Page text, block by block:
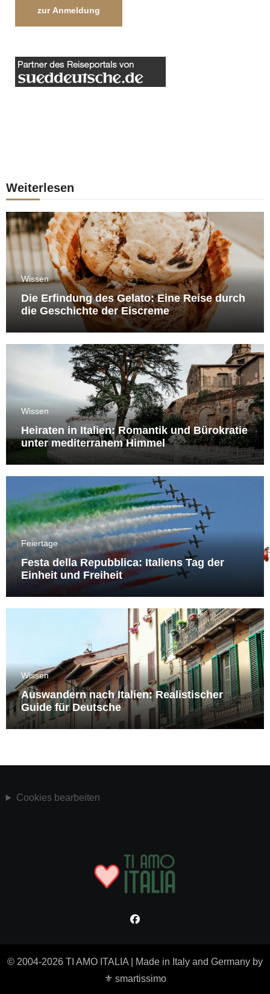
zur Anmeldung
Weiterlesen
Wissen
Die Erfindung des Gelato: Eine Reise durch
die Geschichte der Eiscreme
Wissen
Heiraten in Italien: Romantik und Bürokratie
unter mediterranem Himmel
Feiertage
Festa della Repubblica: Italiens Tag der
Einheit und Freiheit
Wissen
Auswandern nach Italien: Realistischer
Guide für Deutsche
Cookies bearbeiten
© 2004-2026 TI AMO ITALIA
Made in Italy and Germany by
⚜ smartissimo